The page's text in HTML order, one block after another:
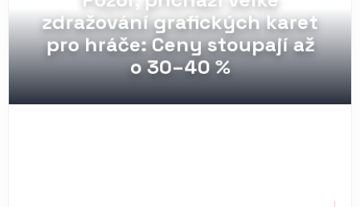
pro hráče: Ceny stoupají až
o 30–40 %